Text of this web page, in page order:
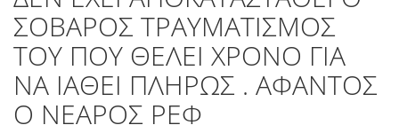
ΣΟΒΑΡΟΣ ΤΡΑΥΜΑΤΙΣΜΟΣ
ΤΟΥ ΠΟΥ ΘΕΛΕΙ ΧΡΟΝΟ ΓΙΑ
ΝΑ ΙΑΘΕΙ ΠΛΗΡΩΣ . ΑΦΑΝΤΟΣ
Ο ΝΕΑΡΟΣ ΡΕΦ